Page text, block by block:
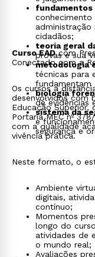
conhecimento
cidadãos;
teoria geral
provas e sua
metodologia
técnicas para
fundamentam
biologia
de evidências
sistema da
e
segurança e
Curso EADcom
Conectado com a
Os cursos a
desenvolvidos com
Educação Superior,
Portaria MEC nº
com a qualidade
vivência prática.
Neste formato, o
Ambiente
digitais,
contínuo;
Momentos
longo do
atividades de
o mundo real;
Avaliações